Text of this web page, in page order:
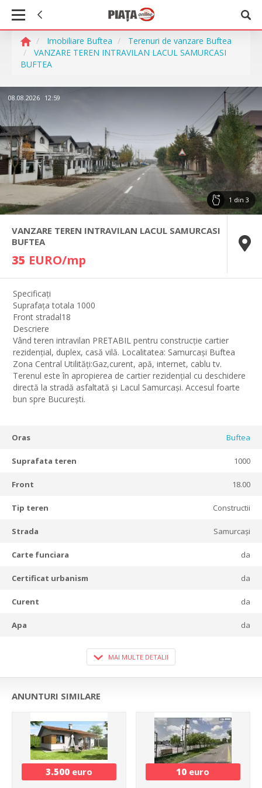
Imobiliare Buftea
Terenuri de vanzare Buftea
VANZARE TEREN INTRAVILAN LACUL SAMURCASI
BUFTEA
08.08.2026 12:59
1 din 3
VANZARE TEREN INTRAVILAN LACUL SAMURCASI
BUFTEA
35 EURO/mp
Specificați
Suprafața totala 1000
Front stradal18
Descriere
Vând teren intravilan PRETABIL pentru construcție cartier
rezidențial, duplex, casă vilă. Localitatea: Samurcași Buftea
Zona Central Utilități:Gaz,curent, apă, internet, cablu tv.
Terenul este în apropierea de cartier rezidențial cu deschidere
directă la stradă asfaltată și Lacul Samurcași. Accesul foarte
bun spre București.
Oras Buftea
Suprafata teren 1000
Front 18.00
Tip teren Constructii
Strada Samurcași
Carte funciara da
Certificat urbanism da
Curent da
Apa da
MAI MULTE DETALII
ANUNTURI SIMILARE
3.500euro 10 euro